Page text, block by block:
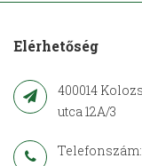
Elérhetőség
400014
utca 12A/3
Telefonszám: